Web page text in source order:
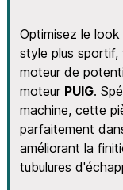
Optimisez le
style plus
moteur de
moteur PUIG.
machine, cette
parfaitement
améliorant la
tubulures